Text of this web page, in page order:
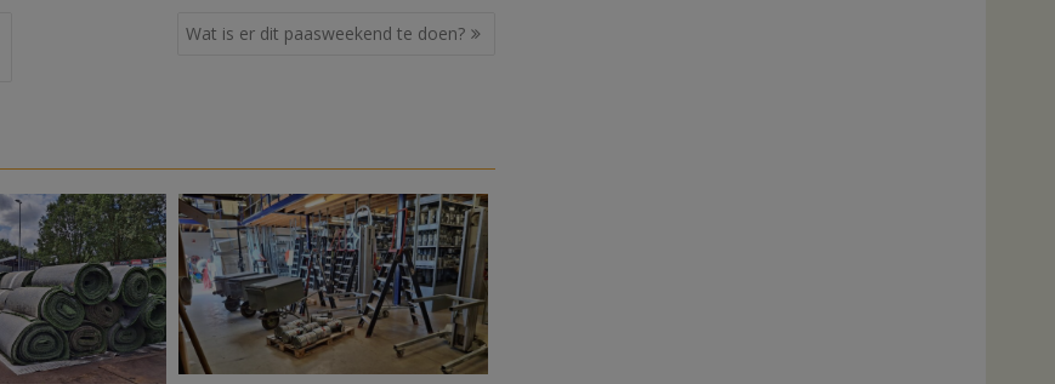
Wat is er dit paasweekend te doen?